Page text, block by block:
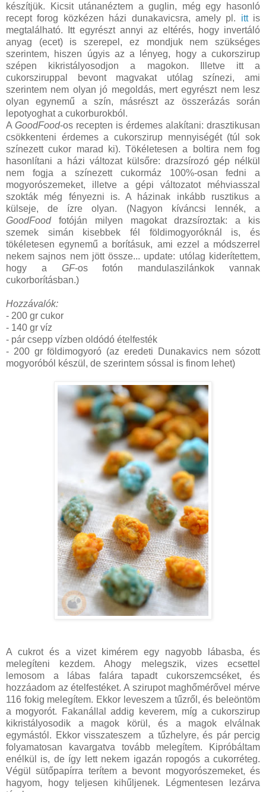
készítjük. Kicsit utánanéztem a guglin, még egy hasonló
recept forog közkézen házi dunakavicsra, amely pl. ittis
megtalálható. Itt egyrészt annyi az eltérés, hogy invertáló
anyag (ecet) is szerepel, ez mondjuk nem szükséges
szerintem, hiszen úgyis az a lényeg, hogy a cukorszirup
szépen kikristályosodjon a magokon. Illetve itt a
cukorsziruppal bevont magvakat utólag színezi, ami
szerintem nem olyan jó megoldás, mert egyrészt nem lesz
olyan egynemű a szín, másrészt az összerázás során
lepotyoghat a cukorburokból.
A GoodFood-os recepten is érdemes alakítani: drasztikusan
csökkenteni érdemes a cukorszirup mennyiségét (túl sok
színezett cukor marad ki). Tökéletesen a boltira nem fog
hasonlítani a házi változat külsőre: drazsírozó gép nélkül
nem fogja a színezett cukormáz 100%-osan fedni a
mogyorószemeket, illetve a gépi változatot méhviasszal
szokták még fényezni is. A házinak inkább rusztikus a
külseje, de ízre olyan. (Nagyon kíváncsi lennék, a
GoodFoodfotóján milyen magokat drazsíroztak: a kis
szemek simán kisebbek fél földimogyoróknál is, és
tökéletesen egynemű a borításuk, ami ezzel a módszerrel
nekem sajnos nem jött össze... update: utólag kiderítettem,
hogy a GF-os fotón mandulaszilánkok vannak
cukorborításban.)
Hozzávalók:
- 200 gr cukor
- 140 gr víz
- pár csepp vízben oldódó ételfesték
- 200 gr földimogyoró (az eredeti Dunakavics nem sózott
mogyoróból készül, de szerintem sóssal is finom lehet)
A cukrot és a vizet kimérem egy nagyobb lábasba, és
melegíteni kezdem. Ahogy melegszik, vizes ecsettel
lemosom a lábas falára tapadt cukorszemcséket, és
hozzáadom az ételfestéket. A szirupot maghőmérővel mérve
116 fokig melegítem. Ekkor leveszem a tűzről, és beleöntöm
a mogyorót. Fakanállal addig keverem, míg a cukorszirup
kikristályosodik a magok körül, és a magok elválnak
egymástól. Ekkor visszateszem a tűzhelyre, és pár percig
folyamatosan kavargatva tovább melegítem. Kipróbáltam
enélkül is, de így lett nekem igazán ropogós a cukorréteg.
Végül sütőpapírra terítem a bevont mogyorószemeket, és
hagyom, hogy teljesen kihűljenek. Légmentesen lezárva